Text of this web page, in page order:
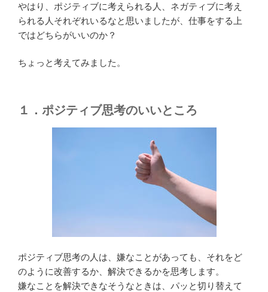
やはり、ポジティブに考えられる人、ネガティブに考え
られる人それぞれいるなと思いましたが、仕事をする上
ではどちらがいいのか？
ちょっと考えてみました。
１．ポジティブ思考のいいところ
ポジティブ思考の人は、嫌なことがあっても、それをど
のように改善するか、解決できるかを思考します。
嫌なことを解決できなそうなときは、パッと切り替えて